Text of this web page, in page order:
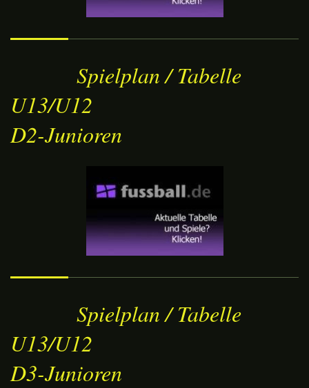
Spielplan / Tabelle
U13/U12
D2-Junioren
Spielplan / Tabelle
U13/U12
D3-Junioren